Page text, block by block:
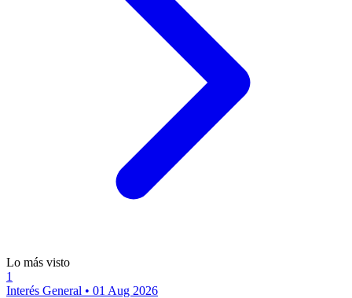
Lo más visto
1
Interés General • 01 Aug 2026